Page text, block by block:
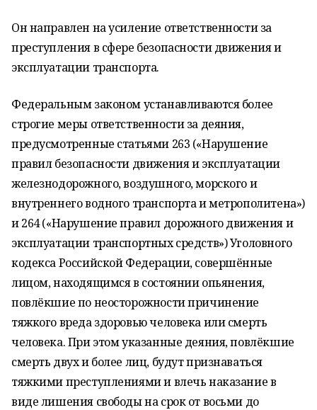
Он направлен на усиление ответственности за
преступления в сфере безопасности движения и
эксплуатации транспорта.
Федеральным законом устанавливаются более
строгие меры ответственности за деяния,
предусмотренные статьями 263 («Нарушение
правил безопасности движения и эксплуатации
железнодорожного, воздушного, морского и
внутреннего водного транспорта и метрополитена»)
и 264 («Нарушение правил дорожного движения и
эксплуатации транспортных средств») Уголовного
кодекса Российской Федерации, совершённые
лицом, находящимся в состоянии опьянения,
повлёкшие по неосторожности причинение
тяжкого вреда здоровью человека или смерть
человека. При этом указанные деяния, повлёкшие
смерть двух и более лиц, будут признаваться
тяжкими преступлениями и влечь наказание в
виде лишения свободы на срок от восьми до